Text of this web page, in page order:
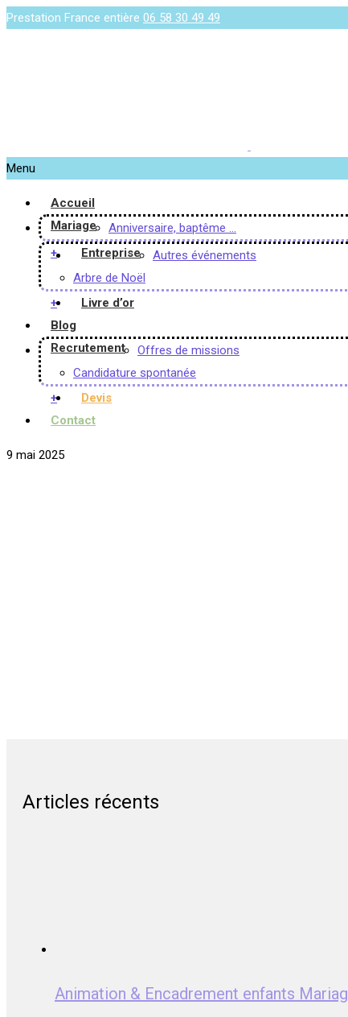
Prestation France entière 06 58 30 49 49
Menu
Accueil
Mariage
Anniversaire, baptême …
+
Entreprise
Autres événements
Arbre de Noël
+
Livre d’or
Blog
Recrutement
Offres de missions
Candidature spontanée
+
Devis
Contact
9 mai 2025
Articles récents
Animation & Encadrement enfants